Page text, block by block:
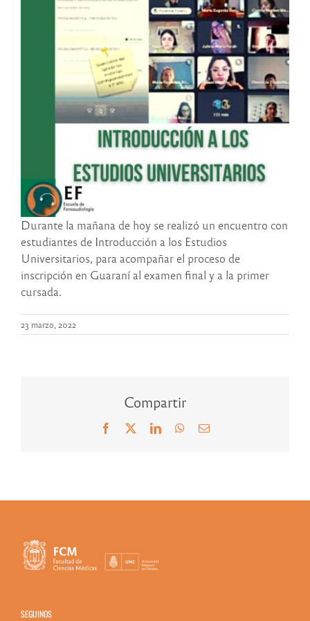
Durante la mañana de hoy se realizó un encuentro con
estudiantes de Introducción a los Estudios
Universitarios, para acompañar el proceso de
inscripción en Guaraní al examen final y a la primer
cursada.
23 marzo, 2022
Compartir
Facebook LinkedInWhatsApp
Correo
SEGUINOS